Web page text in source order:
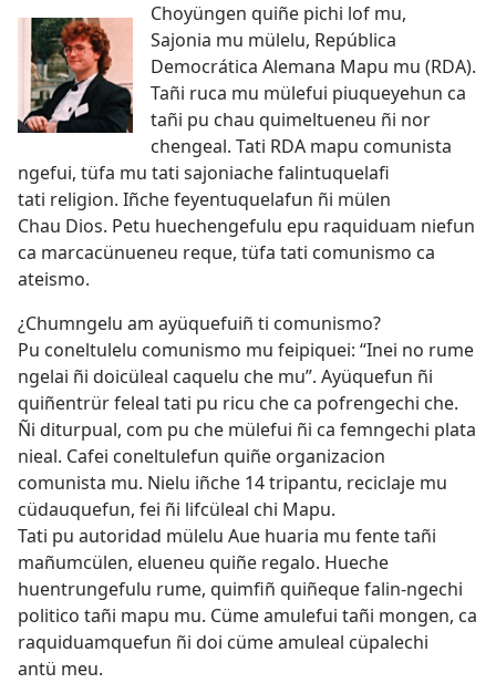
Choyüngen quiñe pichi lof mu,
Sajonia mu mülelu, República
Democrática Alemana Mapu mu (RDA).
Tañi ruca mu mülefui piuqueyehun ca
tañi pu chau quimeltueneu ñi nor
chengeal. Tati RDA mapu comunista
ngefui, tüfa mu tati sajoniache falintuquelafi
tati religion. Iñche feyentuquelafun ñi mülen
Chau Dios. Petu huechengefulu epu raquiduam niefun
ca marcacünueneu reque, tüfa tati comunismo ca
ateismo.
¿Chumngelu am ayüquefuiñ ti comunismo?
Pu coneltulelu comunismo mu feipiquei: “Inei no rume
ngelai ñi doicüleal caquelu che mu”. Ayüquefun ñi
quiñentrür feleal tati pu ricu che ca pofrengechi che.
Ñi diturpual, com pu che mülefui ñi ca femngechi plata
nieal. Cafei coneltulefun quiñe organizacion
comunista mu. Nielu iñche 14 tripantu, reciclaje mu
cüdauquefun, fei ñi lifcüleal chi Mapu.
Tati pu autoridad mülelu Aue huaria mu fente tañi
mañumcülen, elueneu quiñe regalo. Hueche
huentrungefulu rume, quimfiñ quiñeque falin-ngechi
politico tañi mapu mu. Cüme amulefui tañi mongen, ca
raquiduamquefun ñi doi cüme amuleal cüpalechi
antü meu.